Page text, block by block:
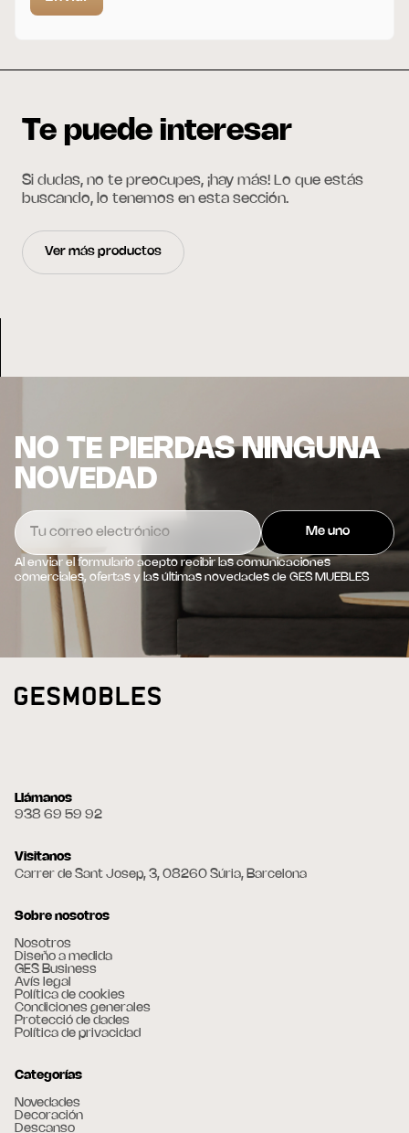
Te puede interesar
Si dudas, no te preocupes, ¡hay más! Lo que estás
buscando, lo tenemos en esta sección.
Ver más productos
NO TE PIERDAS NINGUNA
NOVEDAD
Al enviar el formulario acepto recibir las comunicaciones
comerciales, ofertas y las últimas novedades de GES MUEBLES
Llámanos
938 69 59 92
Visitanos
Carrer de Sant Josep, 3, 08260 Súria, Barcelona
Sobre nosotros
Nosotros
Diseño a medida
GES Business
Avís legal
Política de cookies
Condiciones generales
Protecció de dades
Política de privacidad
Categorías
Novedades
Decoración
Descanso